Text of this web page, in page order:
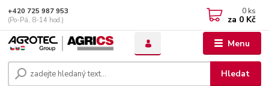
Menu
Hledat
+420 725 987 953
(Po-Pá, 8-14 hod.)
0 ks
za 0 Kč